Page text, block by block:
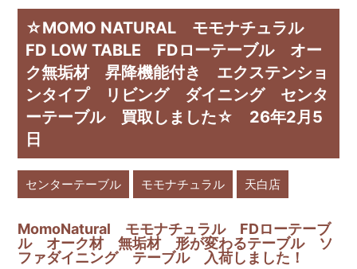
☆MOMO NATURAL モモナチュラル
FD LOW TABLE FDローテーブル オー
ク無垢材 昇降機能付き エクステンショ
ンタイプ リビング ダイニング センタ
ーテーブル 買取しました☆ 26年2月5
日
センターテーブル モモナチュラル 天白店
MomoNatural モモナチュラル FDローテーブ
ル オーク材 無垢材 形が変わるテーブル ソ
ファダイニング テーブル 入荷しました！